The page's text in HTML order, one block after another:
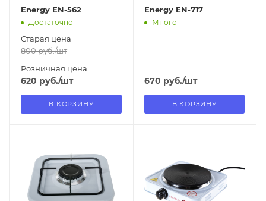
Energy EN-562
Достаточно
Старая цена
800руб./шт
Розничная цена
620 руб./шт
В КОРЗИНУ
Energy EN-717
Много
670 руб./шт
В КОРЗИНУ
В наличии в пункте
самовывоза
Нет
В наличии в пункте
самовывоза
Нет